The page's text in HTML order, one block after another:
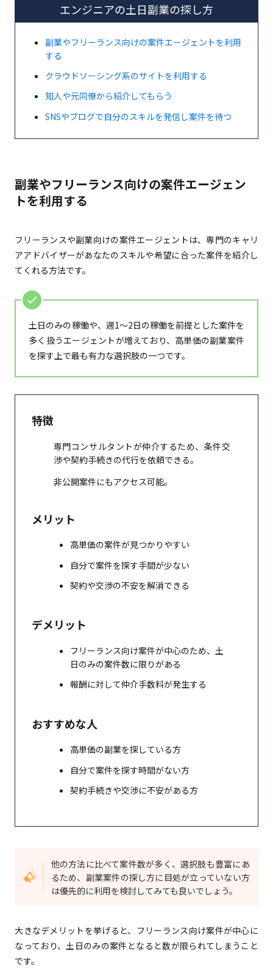
エンジニアの土日副業の探し方
副業やフリーランス向けの案件エージェントを利用
する
クラウドソーシング系のサイトを利用する
知人や元同僚から紹介してもらう
SNSやブログで自分のスキルを発信し案件を待つ
副業やフリーランス向けの案件エージェン
トを利用する
フリーランスや副業向けの案件エージェントは、専門のキャリ
アアドバイザーがあなたのスキルや希望に合った案件を紹介し
てくれる方法です。
土日のみの稼働や、週1～2日の稼働を前提とした案件を
多く扱うエージェントが増えており、高単価の副業案件
を探す上で最も有力な選択肢の一つです。
特徴
専門コンサルタントが仲介するため、条件交
渉や契約手続きの代行を依頼できる。
非公開案件にもアクセス可能。
メリット
高単価の案件が見つかりやすい
自分で案件を探す手間が少ない
契約や交渉の不安を解消できる
デメリット
フリーランス向け案件が中心のため、土
日のみの案件数に限りがある
報酬に対して仲介手数料が発生する
おすすめな人
高単価の副業を探している方
自分で案件を探す時間がない方
契約手続きや交渉に不安がある方
他の方法に比べて案件数が多く、選択肢も豊富にあ
るため、副業案件の探し方に目処が立っていない方
は優先的に利用を検討してみても良いでしょう。
大きなデメリットを挙げると、フリーランス向け案件が中心に
なっており、土日のみの案件となると数が限られてしまうこと
です。